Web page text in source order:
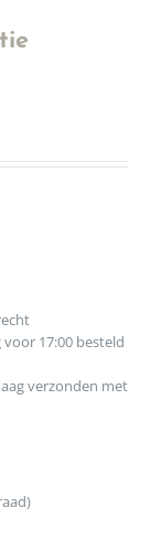
17:00 besteld
verzonden met